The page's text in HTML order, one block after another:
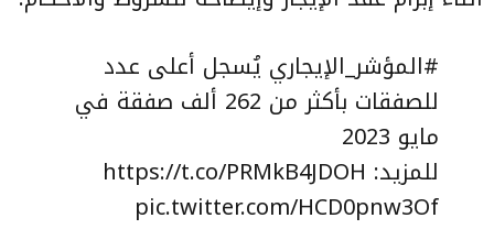
#المؤشر_الإيجاري يُسجل أعلى عدد
للصفقات بأكثر من 262 ألف صفقة في
مايو 2023
للمزيد: https://t.co/PRMkB4JDOH
pic.twitter.com/HCD0pnw3Of